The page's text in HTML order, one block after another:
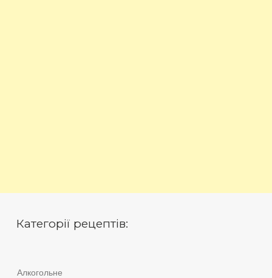
Категорії рецептів:
Алкогольне